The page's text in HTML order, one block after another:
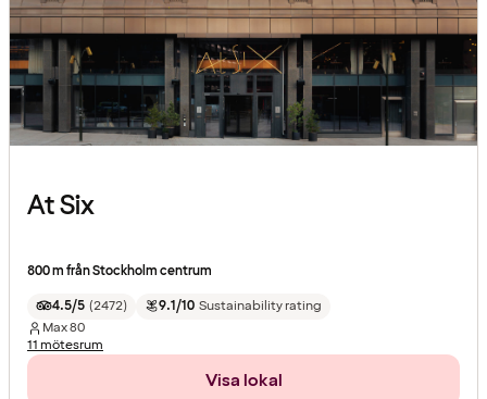
At Six
800 m från Stockholm centrum
4.5/5 (2472) 9.1/10 Sustainability rating
Max80
11 mötesrum
Visa lokal